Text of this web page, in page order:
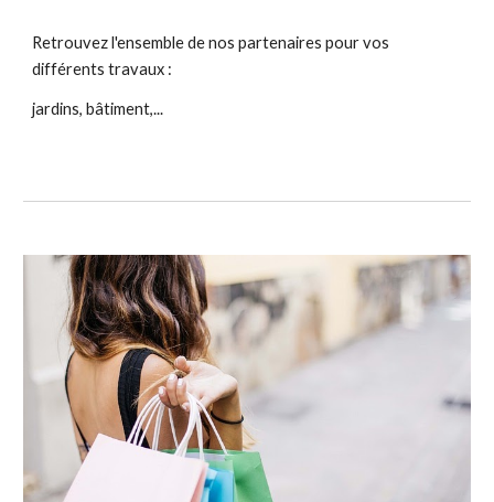
Retrouvez l'ensemble de nos partenaires pour vos
différents travaux :
jardins, bâtiment,...